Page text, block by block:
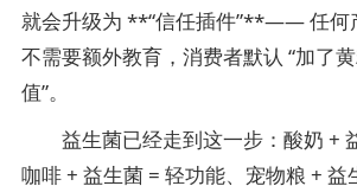
就会升级为 **“信任插件”**—— 任何
不需要额外教育，消费者默认 “加了
值”。
益生菌已经走到这一步：酸奶 + 益
咖啡 + 益生菌 = 轻功能、宠物粮 + 益